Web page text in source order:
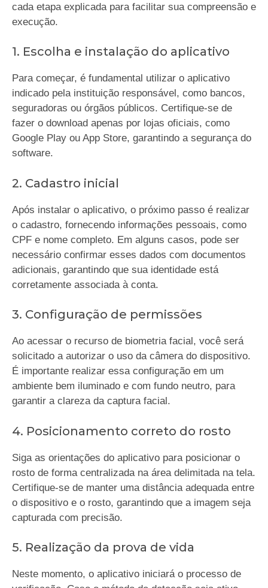
cada etapa explicada para facilitar sua compreensão e
execução.
1. Escolha e instalação do aplicativo
Para começar, é fundamental utilizar o aplicativo
indicado pela instituição responsável, como bancos,
seguradoras ou órgãos públicos. Certifique-se de
fazer o download apenas por lojas oficiais, como
Google Play ou App Store, garantindo a segurança do
software.
2. Cadastro inicial
Após instalar o aplicativo, o próximo passo é realizar
o cadastro, fornecendo informações pessoais, como
CPF e nome completo. Em alguns casos, pode ser
necessário confirmar esses dados com documentos
adicionais, garantindo que sua identidade está
corretamente associada à conta.
3. Configuração de permissões
Ao acessar o recurso de biometria facial, você será
solicitado a autorizar o uso da câmera do dispositivo.
É importante realizar essa configuração em um
ambiente bem iluminado e com fundo neutro, para
garantir a clareza da captura facial.
4. Posicionamento correto do rosto
Siga as orientações do aplicativo para posicionar o
rosto de forma centralizada na área delimitada na tela.
Certifique-se de manter uma distância adequada entre
o dispositivo e o rosto, garantindo que a imagem seja
capturada com precisão.
5. Realização da prova de vida
Neste momento, o aplicativo iniciará o processo de